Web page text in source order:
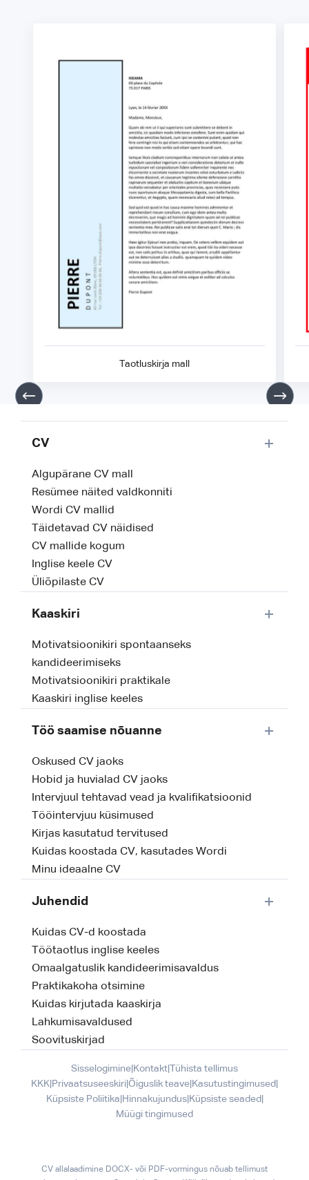
Taotluskirja mall
CV
Algupärane CV mall
Resümee näited valdkonniti
Wordi CV mallid
Täidetavad CV näidised
CV mallide kogum
Inglise keele CV
Üliõpilaste CV
Kaaskiri
Motivatsioonikiri spontaanseks
kandideerimiseks
Motivatsioonikiri praktikale
Kaaskiri inglise keeles
Töö saamise nõuanne
Oskused CV jaoks
Hobid ja huvialad CV jaoks
Intervjuul tehtavad vead ja kvalifikatsioonid
Tööintervjuu küsimused
Kirjas kasutatud tervitused
Kuidas koostada CV, kasutades Wordi
Minu ideaalne CV
Juhendid
Kuidas CV-d koostada
Töötaotlus inglise keeles
Omaalgatuslik kandideerimisavaldus
Praktikakoha otsimine
Kuidas kirjutada kaaskirja
Lahkumisavaldused
Soovituskirjad
Sisselogimine Kontakt
Tühista tellimus
KKK Privaatsuseeskiri Õiguslik teave Kasutustingimused
Küpsiste Poliitika Hinnakujundus| Küpsiste seaded
Müügi tingimused
CV allalaadimine DOCX- või PDF-vormingus nõuab tellimust